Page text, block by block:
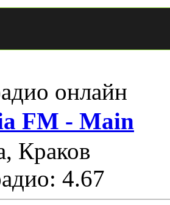
онлайн
FM - Main
Краков
4.67